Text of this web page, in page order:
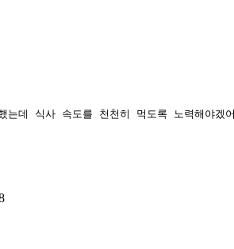
는데 식사 속도를 천천히 먹도록 노력해야겠